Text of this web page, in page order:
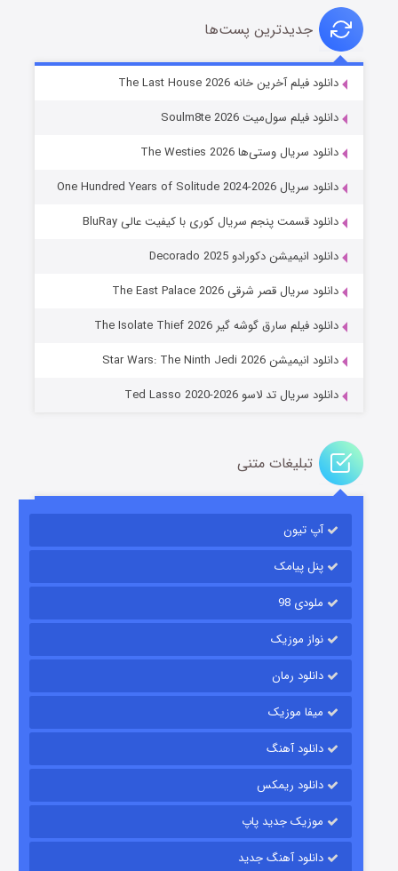
شوگر فصل ۲
خاندان اژدها فصل ۳
قسمت6 (زیرنویس) منتشر شد
باب اسفنجی فصل ۱۷
قسمت
جدیدترین پست‌ها
دانلود فیلم آخرین خانه The Last House 2026
دانلود فیلم سول‌میت Soulm8te 2026
دانلود سریال وستی‌ها The Westies 2026
دانلود سریال One Hundred Years of Solitude 2024-2026
دانلود قسمت پنجم سریال کوری با کیفیت عالی BluRay
دانلود انیمیشن دکورادو Decorado 2025
دانلود سریال قصر شرقی The East Palace 2026
دانلود فیلم سارق گوشه گیر The Isolate Thief 2026
دانلود انیمیشن Star Wars: The Ninth Jedi 2026
دانلود سریال تد لاسو Ted Lasso 2020-2026
تبلیغات متنی
آپ تیون
پنل پیامک
ملودی 98
نواز موزیک
دانلود رمان
میفا موزیک
دانلود آهنگ
دانلود ریمکس
موزیک جدید پاپ
دانلود آهنگ جدید